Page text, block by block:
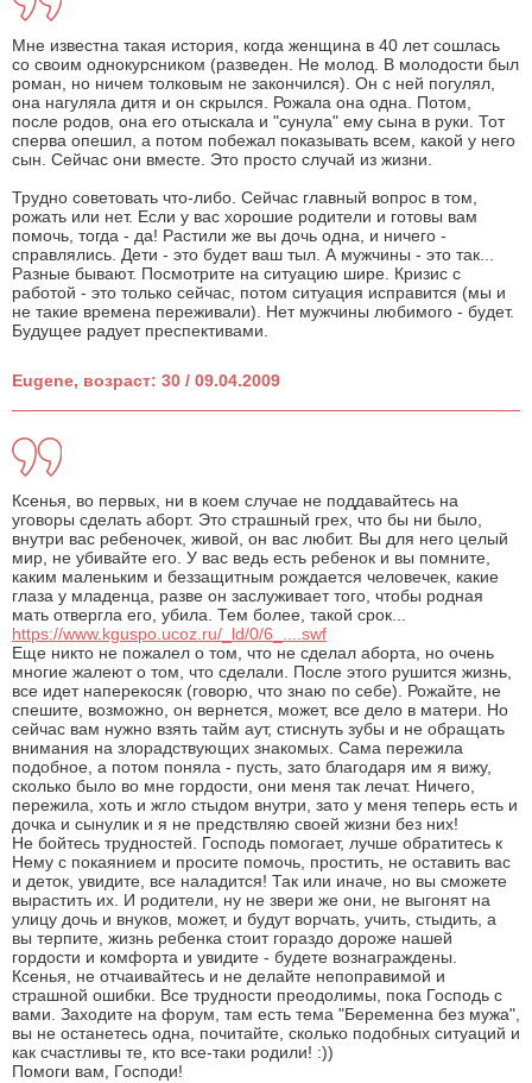
Мне известна такая история, когда женщина в 40 лет сошлась
со своим однокурсником (разведен. Не молод. В молодости был
роман, но ничем толковым не закончился). Он с ней погулял,
она нагуляла дитя и он скрылся. Рожала она одна. Потом,
после родов, она его отыскала и "сунула" ему сына в руки. Тот
сперва опешил, а потом побежал показывать всем, какой у него
сын. Сейчас они вместе. Это просто случай из жизни.
Трудно советовать что-либо. Сейчас главный вопрос в том,
рожать или нет. Если у вас хорошие родители и готовы вам
помочь, тогда - да! Растили же вы дочь одна, и ничего -
справлялись. Дети - это будет ваш тыл. А мужчины - это так...
Разные бывают. Посмотрите на ситуацию шире. Кризис с
работой - это только сейчас, потом ситуация исправится (мы и
не такие времена переживали). Нет мужчины любимого - будет.
Будущее радует преспективами.
Eugene, возраст: 30 / 09.04.2009
Ксенья, во первых, ни в коем случае не поддавайтесь на
уговоры сделать аборт. Это страшный грех, что бы ни было,
внутри вас ребеночек, живой, он вас любит. Вы для него целый
мир, не убивайте его. У вас ведь есть ребенок и вы помните,
каким маленьким и беззащитным рождается человечек, какие
глаза у младенца, разве он заслуживает того, чтобы родная
мать отвергла его, убила. Тем более, такой срок...
https://www.kguspo.ucoz.ru/_ld/0/6_....swf
Еще никто не пожалел о том, что не сделал аборта, но очень
многие жалеют о том, что сделали. После этого рушится жизнь,
все идет наперекосяк (говорю, что знаю по себе). Рожайте, не
спешите, возможно, он вернется, может, все дело в матери. Но
сейчас вам нужно взять тайм аут, стиснуть зубы и не обращать
внимания на злорадствующих знакомых. Сама пережила
подобное, а потом поняла - пусть, зато благодаря им я вижу,
сколько было во мне гордости, они меня так лечат. Ничего,
пережила, хоть и жгло стыдом внутри, зато у меня теперь есть и
дочка и сынулик и я не предствляю своей жизни без них!
Не бойтесь трудностей. Господь помогает, лучше обратитесь к
Нему с покаянием и просите помочь, простить, не оставить вас
и деток, увидите, все наладится! Так или иначе, но вы сможете
вырастить их. И родители, ну не звери же они, не выгонят на
улицу дочь и внуков, может, и будут ворчать, учить, стыдить, а
вы терпите, жизнь ребенка стоит гораздо дороже нашей
гордости и комфорта и увидите - будете вознаграждены.
Ксенья, не отчаивайтесь и не делайте непоправимой и
страшной ошибки. Все трудности преодолимы, пока Господь с
вами. Заходите на форум, там есть тема "Беременна без мужа",
вы не останетесь одна, почитайте, сколько подобных ситуаций и
как счастливы те, кто все-таки родили! :))
Помоги вам, Господи!